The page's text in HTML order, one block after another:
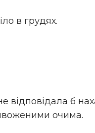
в грудях.
б
очима.